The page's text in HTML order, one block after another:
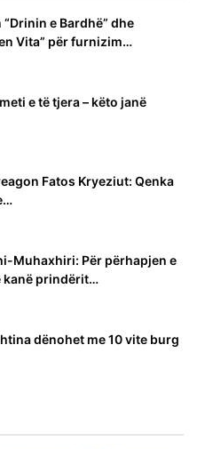
e Bardhë” dhe
Vita” për furnizim…
e të tjera – këto janë
Fatos Kryeziut: Qenka
Muhaxhiri: Për përhapjen e
kanë prindërit…
dënohet me 10 vite burg